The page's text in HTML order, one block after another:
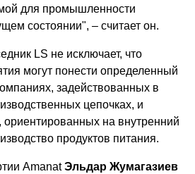
для промышленности
состоянии", – считает он.
LS не исключает, что
могут понести определенный
задействованных в
цепочках, и
ориентированных на внутренний
продуктов питания.
AmanatЭльдар Жумагазиев